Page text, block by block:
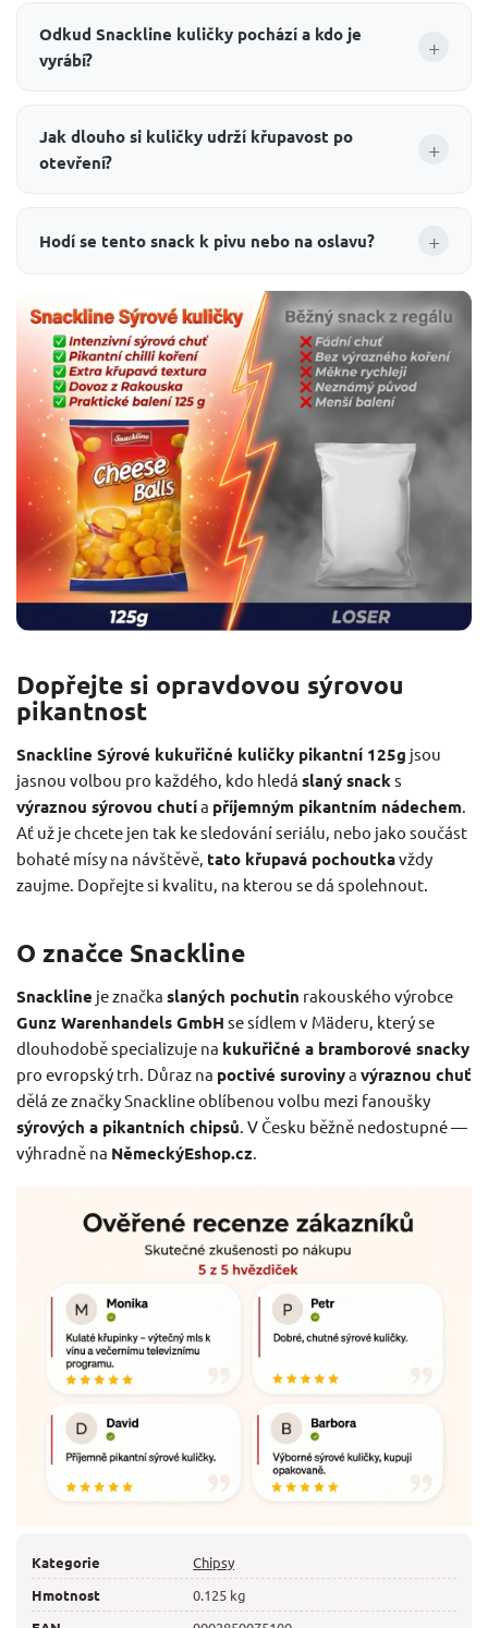
Odkud Snackline kuličky pochází a kdo je
vyrábí?
+
Jak dlouho si kuličky udrží křupavost po
otevření?
+
Hodí se tento snack k pivu nebo na oslavu? +
Dopřejte si opravdovou sýrovou
pikantnost
Snackline Sýrové kukuřičné kuličky pikantní 125g jsou
jasnou volbou pro každého, kdo hledá slaný snacks
výraznou sýrovou chutía příjemným pikantním nádechem.
Ať už je chcete jen tak ke sledování seriálu, nebo jako součást
bohaté mísy na návštěvě, tato křupavá pochoutkavždy
zaujme. Dopřejte si kvalitu, na kterou se dá spolehnout.
O značce Snackline
Snackline je značka slaných pochutin rakouského výrobce
Gunz Warenhandels GmbH se sídlem v Mäderu, který se
dlouhodobě specializuje na kukuřičné a bramborové snacky
pro evropský trh. Důraz na poctivé surovinya výraznou chuť
dělá ze značky Snackline oblíbenou volbu mezi fanoušky
sýrových a pikantních chipsů . V Česku běžně nedostupné —
výhradně na NěmeckýEshop.cz
Kategorie
Chipsy
Hmotnost
0.125 kg